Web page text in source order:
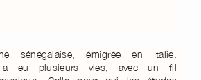
sénégalaise, émigrée en Italie.
a eu plusieurs vies, avec un fil